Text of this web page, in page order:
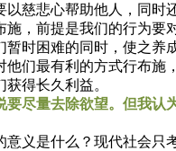
慈悲心帮助他人，同时
施，前提是我们的行为要
暂时困难的同时，使之养
他们最有利的方式行布施
得长久利益。
要尽量去除欲望。但我认
义是什么？现代社会只